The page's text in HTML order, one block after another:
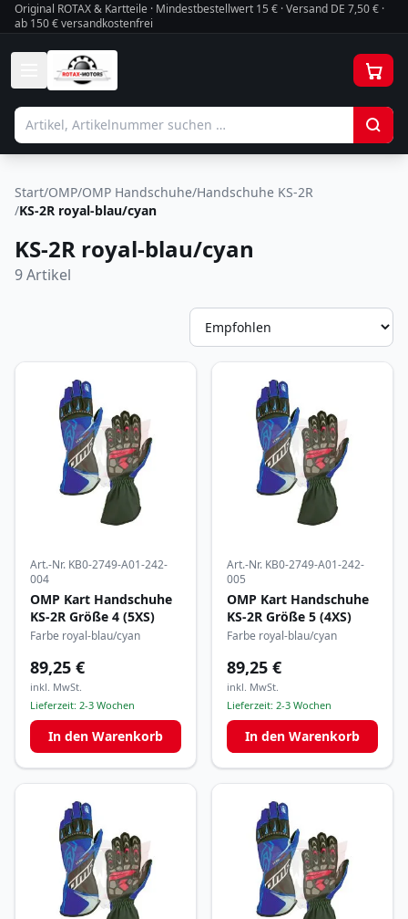
Original ROTAX & Kartteile · Mindestbestellwert 15 € · Versand DE 7,50 € ·
ab 150 € versandkostenfrei
Start/OMP/OMP Handschuhe/Handschuhe KS-2R
/KS-2R royal-blau/cyan
KS-2R royal-blau/cyan
9Artikel
Art.-Nr. KB0-2749-A01-242-
004
OMP Kart Handschuhe
KS-2R Größe 4 (5XS)
Farbe royal-blau/cyan
89,25 €
inkl. MwSt.
Lieferzeit: 2-3 Wochen
In den Warenkorb
Art.-Nr. KB0-2749-A01-242-
005
OMP Kart Handschuhe
KS-2R Größe 5 (4XS)
Farbe royal-blau/cyan
89,25 €
inkl. MwSt.
Lieferzeit: 2-3 Wochen
In den Warenkorb